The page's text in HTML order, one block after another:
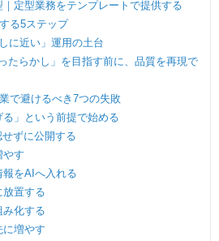
定型業務をテンプレートで提供する
る5ステップ
に近い」運用の土台
たらかし」を目指す前に、品質を再現で
で避けるべき7つの失敗
」という前提で始める
ずに公開する
す
をAIへ入れる
置する
化する
増やす